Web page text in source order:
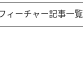
ィーチャー記事一覧